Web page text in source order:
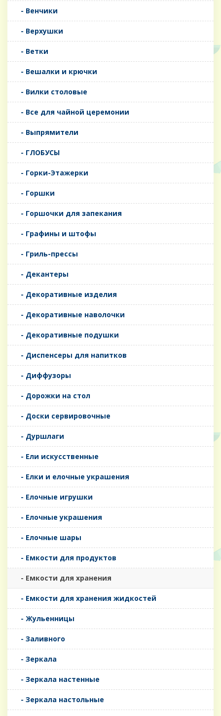
- Венчики
- Верхушки
- Ветки
- Вешалки и крючки
- Вилки столовые
- Все для чайной церемонии
- Выпрямители
- ГЛОБУСЫ
- Горки-Этажерки
- Горшки
- Горшочки для запекания
- Графины и штофы
- Гриль-прессы
- Декантеры
- Декоративные изделия
- Декоративные наволочки
- Декоративные подушки
- Диспенсеры для напитков
- Диффузоры
- Дорожки на стол
- Доски сервировочные
- Дуршлаги
- Ели искусственные
- Елки и елочные украшения
- Елочные игрушки
- Елочные украшения
- Елочные шары
- Емкости для продуктов
- Емкости для хранения
- Емкости для хранения жидкостей
- Жульенницы
- Заливного
- Зеркала
- Зеркала настенные
- Зеркала настольные